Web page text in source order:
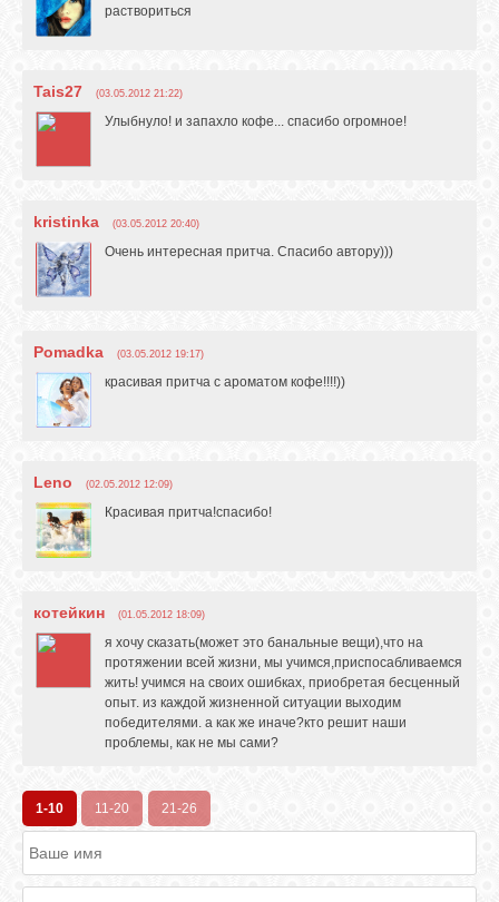
раствориться
Tais27 (03.05.2012 21:22)
Улыбнуло! и запахло кофе... спасибо огромное!
kristinka (03.05.2012 20:40)
Очень интересная притча. Спасибо автору)))
Pomadka (03.05.2012 19:17)
красивая притча с ароматом кофе!!!!))
Leno (02.05.2012 12:09)
Красивая притча!спасибо!
котейкин (01.05.2012 18:09)
я хочу сказать(может это банальные вещи),что на
протяжении всей жизни, мы учимся,приспосабливаемся
жить! учимся на своих ошибках, приобретая бесценный
опыт. из каждой жизненной ситуации выходим
победителями. а как же иначе?кто решит наши
проблемы, как не мы сами?
1-10 11-20 21-26